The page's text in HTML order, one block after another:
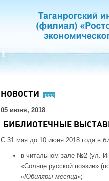
НОВОСТИ все
05 июня, 2018
БИБЛИОТЕЧНЫЕ
С 31 мая до 10 июня 2018 года в
в читальном зале №2 (ул.
«Солнце русской поэзии»
«Юбиляры месяца»;